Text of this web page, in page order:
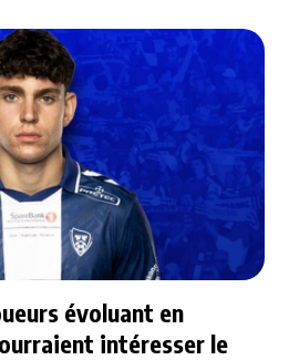
évoluant en
intéresser le